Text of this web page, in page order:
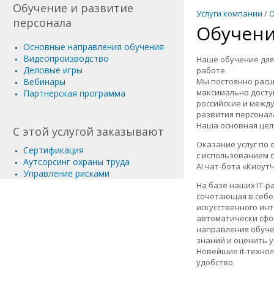
Обучение и развитие
персонала
Основные направления обучения
Видеопроизводство
Деловые игры
Вебинары
Партнерская программа
С этой услугой заказывают
Сертификация
Аутсорсинг охраны труда
Управление рисками
Услуги компании /
Наше обучение
работе.
Мы постоянно
максимально
российские и
развития
Наша основная
Оказание услуг
с использованием
AI чат-бота
На базе наших IT-
сочетающая в
искусственного
автоматически
направления
знаний и оценить
Новейшие it-
удобство.